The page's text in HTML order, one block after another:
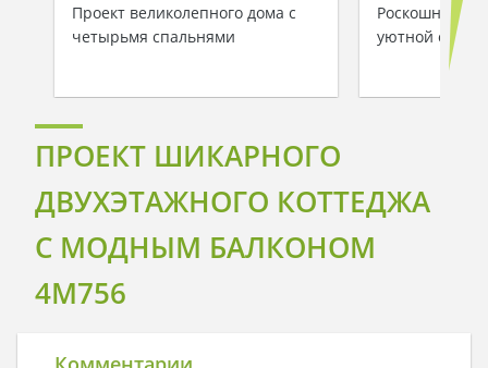
Проект великолепного дома с
четырьмя спальнями
Роскошный
уютной
ПРОЕКТ ШИКАРНОГО
ДВУХЭТАЖНОГО КОТТЕДЖА
С МОДНЫМ БАЛКОНОМ
4M756